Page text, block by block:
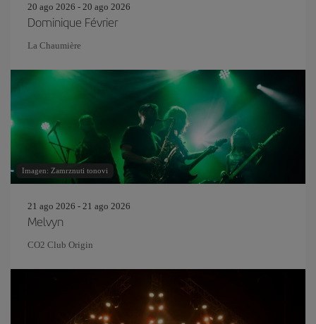
20 ago 2026 - 20 ago 2026
Dominique Février
La Chaumière
Imagen: Zamrznuti tonovi
21 ago 2026 - 21 ago 2026
Melvyn
CO2 Club Origin